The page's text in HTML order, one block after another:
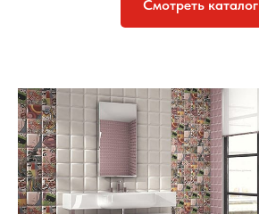
Смотреть каталог